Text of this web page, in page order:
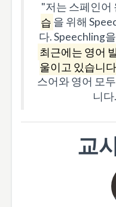
"저는 스페인어
습 을 위해
다. Speechling
최근에는 영어
울이고 있습니다
스어와 영어 모
니
교